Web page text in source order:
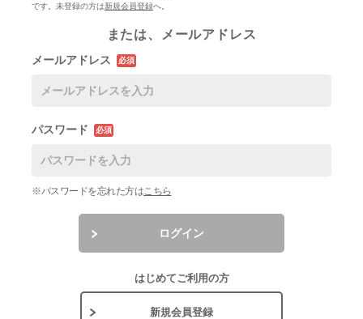
です。未登録の方は新規会員登録へ。
または、メールアドレス
メールアドレス 必須
パスワード 必須
※パスワードを忘れた方はこちら
ログイン
はじめてご利用の方
新規会員登録